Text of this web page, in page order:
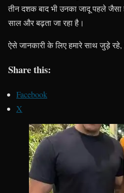
तीन दशक बाद भी उनका जादू पहले
साल और बढ़ता जा रहा है।
ऐसे जानकारी के लिए हमारे साथ जुड़े रहे,
Share this:
Facebook
X